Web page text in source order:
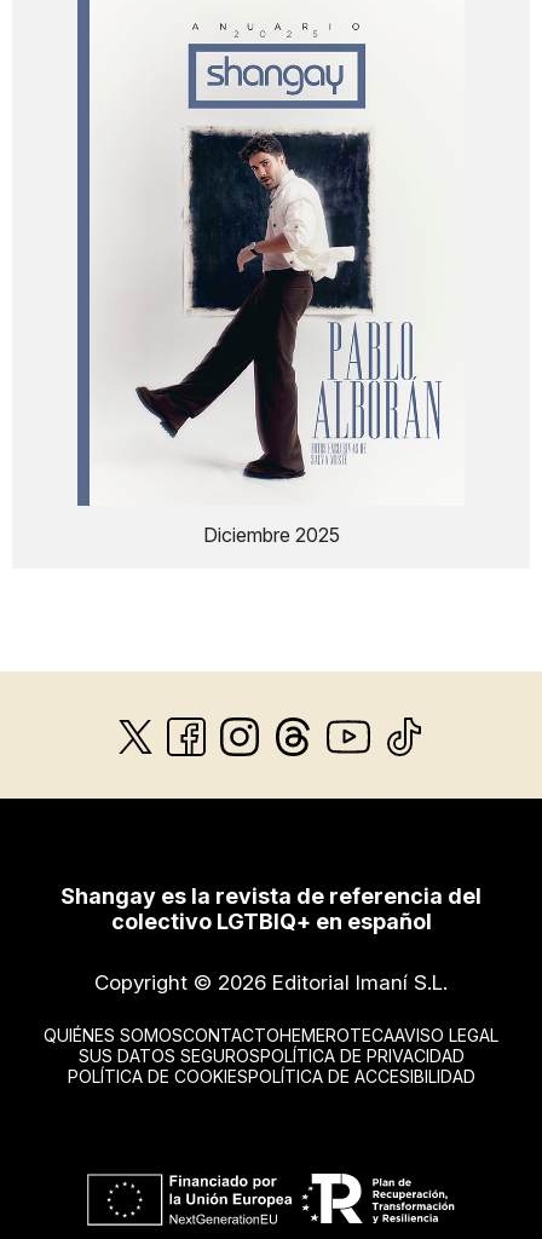
Diciembre 2025
Shangay es la revista de referencia del
colectivo LGTBIQ+ en español
Copyright © 2026 Editorial Imaní S.L.
QUIÉNES SOMOSCONTACTOHEMEROTECAAVISO LEGAL
SUS DATOS SEGUROSPOLÍTICA DE PRIVACIDAD
POLÍTICA DE COOKIESPOLÍTICA DE ACCESIBILIDAD